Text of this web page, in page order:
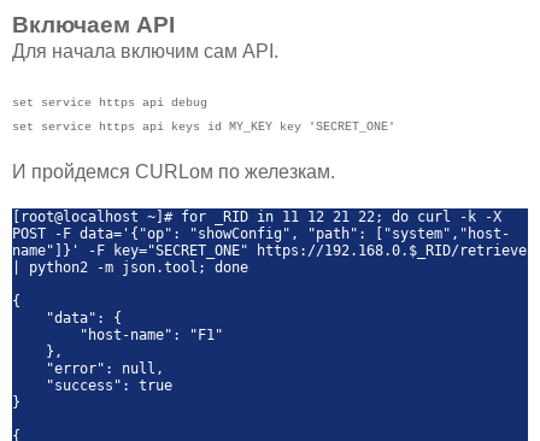
Включаем API
Для начала включим сам API.
set service https api debug
set service https api keys id MY_KEY key 'SECRET_ONE'
И пройдемся CURLом по железкам.
[root@localhost ~]# for _RID in 11 12 21 22; do curl -k -X
POST -F data='{"op": "showConfig", "path": ["system","host-
name"]}' -F key="SECRET_ONE" https://192.168.0.$_RID/retrieve
| python2 -m json.tool; done
{
"data": {
"host-name": "F1"
},
"error": null,
"success": true
}
{